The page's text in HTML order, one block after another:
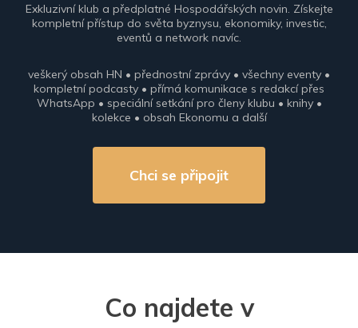
Exkluzivní klub a předplatné Hospodářských novin. Získejte
kompletní přístup do světa byznysu, ekonomiky, investic,
eventů a network navíc.
veškerý obsah HN • přednostní zprávy • všechny eventy •
kompletní podcasty • přímá komunikace s redakcí přes
WhatsApp • speciální setkání pro členy klubu • knihy •
kolekce • obsah Ekonomu a další
Chci se připojit
Co najdete v